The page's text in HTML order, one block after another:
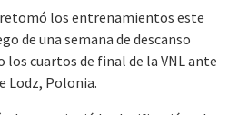
los entrenamientos este
de una semana de descanso
los cuartos de final de la VNL ante
Lodz, Polonia.